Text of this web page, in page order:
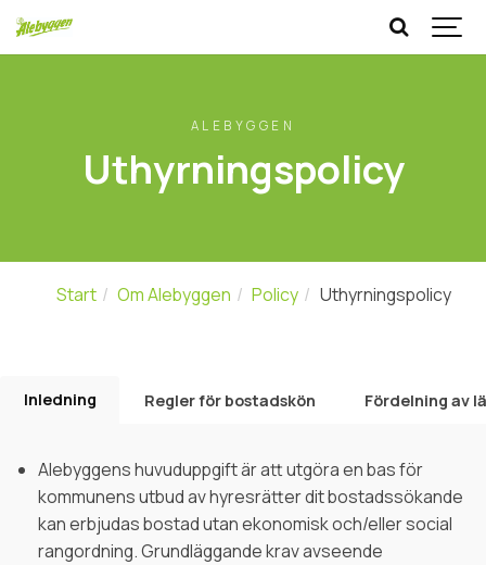
ALEBYGGEN
Uthyrningspolicy
Start Om Alebyggen Policy Uthyrningspolicy
Inledning Regler för bostadskön Fördelning av
Alebyggens huvuduppgift är att utgöra en bas för
kommunens utbud av hyresrätter dit bostadssökande
kan erbjudas bostad utan ekonomisk och/eller social
rangordning. Grundläggande krav avseende